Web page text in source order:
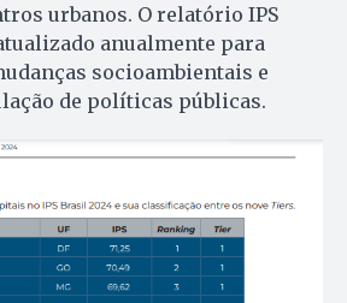
urbanos. O relatório IPS
anualmente para
socioambientais e
de políticas públicas.